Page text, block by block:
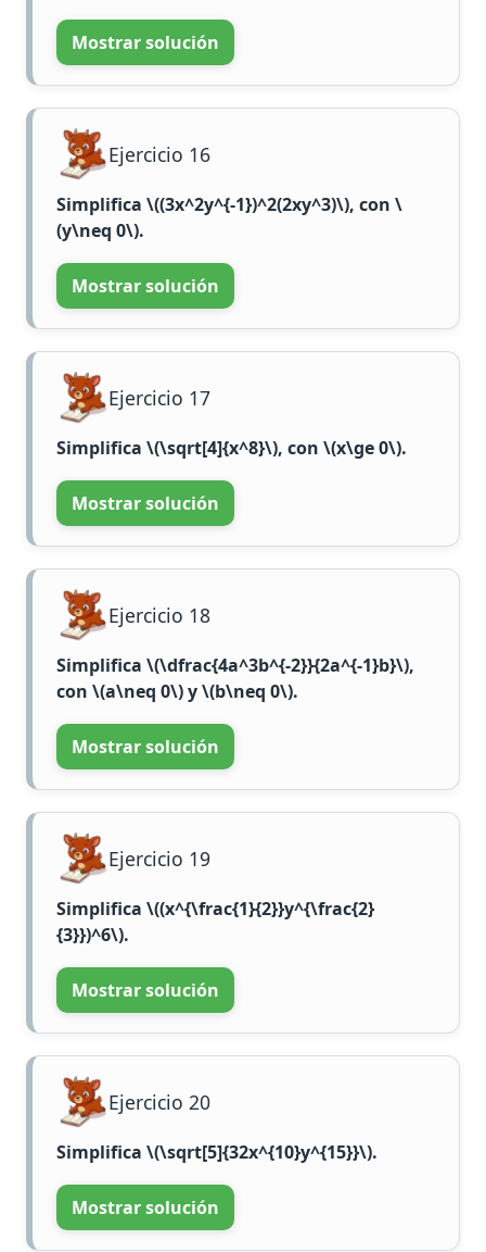
Mostrar solución
Ejercicio 16
Simplifica \((3x^2y^{-1})^2(2xy^3)\), con \
(y\neq 0\).
Mostrar solución
Ejercicio 17
Simplifica \(\sqrt[4]{x^8}\), con \(x\ge 0\).
Mostrar solución
Ejercicio 18
Simplifica \(\dfrac{4a^3b^{-2}}{2a^{-1}b}\),
con \(a\neq 0\)y\(b\neq 0\).
Mostrar solución
Ejercicio 19
Simplifica \((x^{\frac{1}{2}}y^{\frac{2}
{3}})^6\).
Mostrar solución
Ejercicio 20
Simplifica \(\sqrt[5]{32x^{10}y^{15}}\).
Mostrar solución